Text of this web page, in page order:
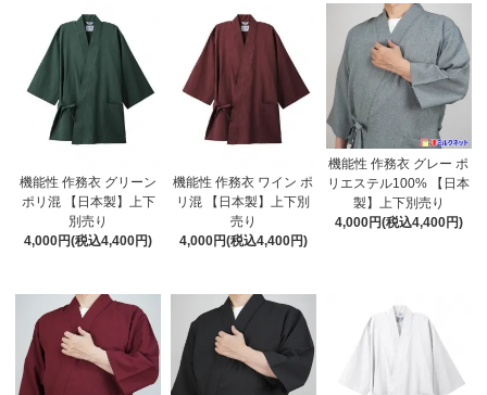
機能性 作務衣 グリーン
ポリ混 【日本製】上下
別売り
4,000円(税込4,400円)
機能性 作務衣 ワイン ポ
リ混 【日本製】上下別
売り
4,000円(税込4,400円)
機能性 作務衣 グレー ポ
リエステル100% 【日本
製】上下別売り
4,000円(税込4,400円)